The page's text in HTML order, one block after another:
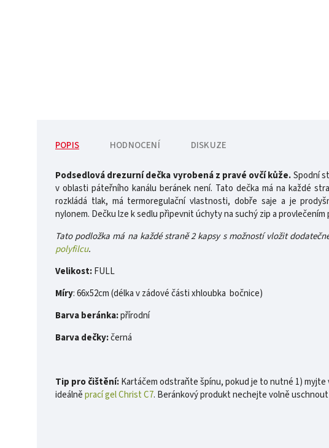
POPIS HODNOCENÍ DISKUZE
Podsedlová drezurní dečka vyrobená z pravé ovčí kůže.Spodní
v oblasti páteřního kanálu beránek není. Tato dečka má na každé
rozkládá tlak, má termoregulační vlastnosti, dobře saje a je
nylonem. Dečku lze k sedlu připevnit úchyty na suchý zip a
Tato podložka má na každé straně 2 kapsy s možností vložit
polyfilcu.
Velikost:FULL
Míry: 66x52cm (délka v zádové části xhloubka bočnice)
Barva beránka:přírodní
Barva dečky:černá
Tip pro čištění:Kartáčem odstraňte špínu, pokud je to nutné 1)
ideálněprací gel Christ C7. Beránkový produkt nechejte volně